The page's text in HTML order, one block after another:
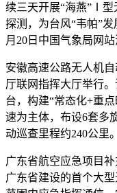
续三天开展“海燕”Ⅰ型
探测，为台风“韦帕”
月20日中国气象局网站
安徽高速公路无人机
厅联网指挥大厅举行
台，构建“常态化+重
速为主体，布设6套多
动巡查里程约240公里
广东省航空应急项目
广东省建设的首个大